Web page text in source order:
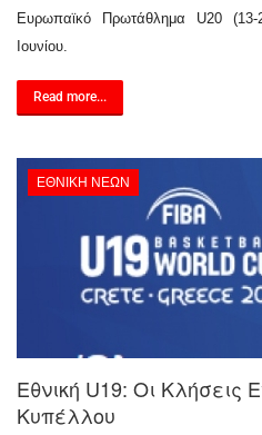
Ευρωπαϊκό Πρωτάθλημα U20
Ιουνίου.
Read more...
ΕΘΝΙΚΉ ΝΈΩΝ
Εθνική U19: Οι Κλήσεις
Κυπέλλου